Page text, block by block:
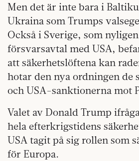
Men det är inte bara i
Ukraina som Trumps
Också i Sverige, som
försvarsavtal med USA,
att säkerhetslöftena kan
hotar den nya ordningen de
och USA-sanktionerna mot
Valet av Donald Trump
hela efterkrigstidens
USA tagit på sig rollen som
för Europa.